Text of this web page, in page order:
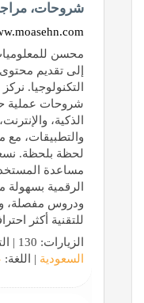
شروحات،
محسن
إلى تقديم
التكنولوجيا.
شروحات عملية
الذكية،
والتطبيقات، مع
لحظة بلحظة.
مساعدة
الرقمية
ودروس مفصلة،
للتقنية أكثر
الزيارات: 130 | التقييم: 0 | المقيّمين: 0 | الدولة:
السعودية | اللغة: